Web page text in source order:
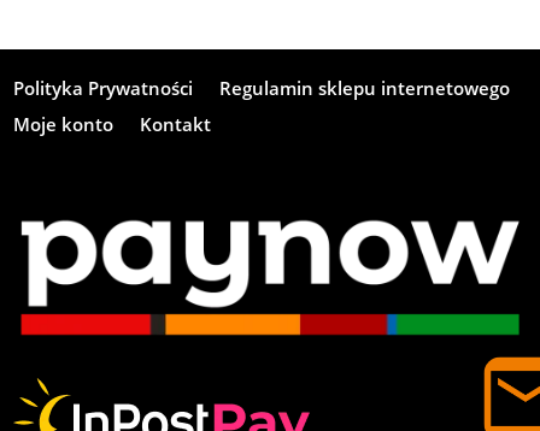
Polityka Prywatności
Regulamin sklepu internetowego
Moje konto
Kontakt